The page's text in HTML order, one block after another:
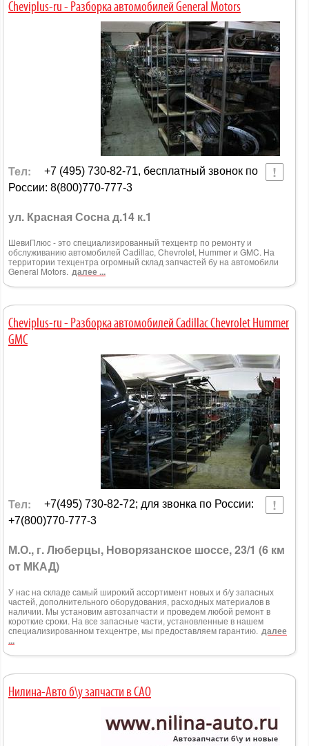
Cheviplus-ru - Разборка автомобилей General Motors
Тел:
+7 (495) 730-82-71, бесплатный звонок по
России: 8(800)770-777-3
ул. Красная Сосна д.14 к.1
ШевиПлюс - это специализированный техцентр по ремонту и
обслуживанию автомобилей Cadillac, Chevrolet, Hummer и GMC. На
территории техцентра огромный склад запчастей бу на автомобили
General Motors. далее ...
Cheviplus-ru - Разборка автомобилей Cadillac Chevrolet Hummer
GMC
Тел:
+7(495) 730-82-72; для звонка по России:
+7(800)770-777-3
М.О., г. Люберцы, Новорязанское шоссе, 23/1 (6 км
от МКАД)
У нас на складе самый широкий ассортимент новых и б/у запасных
частей, дополнительного оборудования, расходных материалов в
наличии. Мы установим автозапчасти и проведем любой ремонт в
короткие сроки. На все запасные части, установленные в нашем
специализированном техцентре, мы предоставляем гарантию. далее
...
Нилина-Авто б\у запчасти в САО